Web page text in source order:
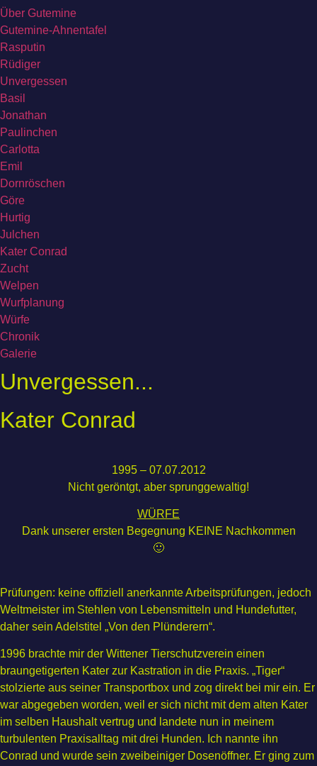
Über Gutemine
Gutemine-Ahnentafel
Rasputin
Rüdiger
Unvergessen
Basil
Jonathan
Paulinchen
Carlotta
Emil
Dornröschen
Göre
Hurtig
Julchen
Kater Conrad
Zucht
Welpen
Wurfplanung
Würfe
Chronik
Galerie
Unvergessen...
Kater Conrad
1995 – 07.07.2012
Nicht geröntgt, aber sprunggewaltig!
WÜRFE
Dank unserer ersten Begegnung KEINE Nachkommen
🙂
Prüfungen: keine offiziell anerkannte Arbeitsprüfungen, jedoch
Weltmeister im Stehlen von Lebensmitteln und Hundefutter,
daher sein Adelstitel „Von den Plünderern“.
1996 brachte mir der Wittener Tierschutzverein einen
braungetigerten Kater zur Kastration in die Praxis. „Tiger“
stolzierte aus seiner Transportbox und zog direkt bei mir ein. Er
war abgegeben worden, weil er sich nicht mit dem alten Kater
im selben Haushalt vertrug und landete nun in meinem
turbulenten Praxisalltag mit drei Hunden. Ich nannte ihn
Conrad und wurde sein zweibeiniger Dosenöffner. Er ging zum